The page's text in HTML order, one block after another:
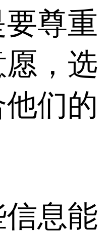
尊重
，选
们的
息能